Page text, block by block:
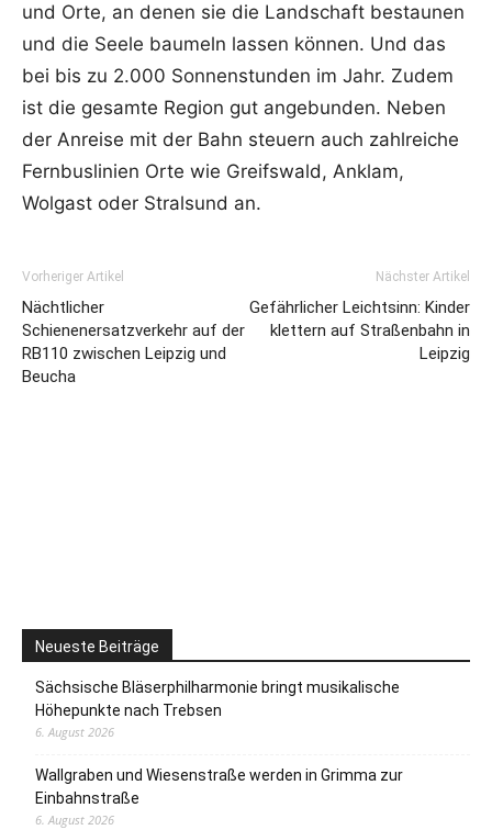
und Orte, an denen sie die Landschaft bestaunen
und die Seele baumeln lassen können. Und das
bei bis zu 2.000 Sonnenstunden im Jahr. Zudem
ist die gesamte Region gut angebunden. Neben
der Anreise mit der Bahn steuern auch zahlreiche
Fernbuslinien Orte wie Greifswald, Anklam,
Wolgast oder Stralsund an.
Vorheriger Artikel
Nächtlicher
Schienenersatzverkehr auf der
RB110 zwischen Leipzig und
Beucha
Nächster Artikel
Gefährlicher Leichtsinn: Kinder
klettern auf Straßenbahn in
Leipzig
Neueste Beiträge
Sächsische Bläserphilharmonie bringt musikalische
Höhepunkte nach Trebsen
6. August 2026
Wallgraben und Wiesenstraße werden in Grimma zur
Einbahnstraße
6. August 2026